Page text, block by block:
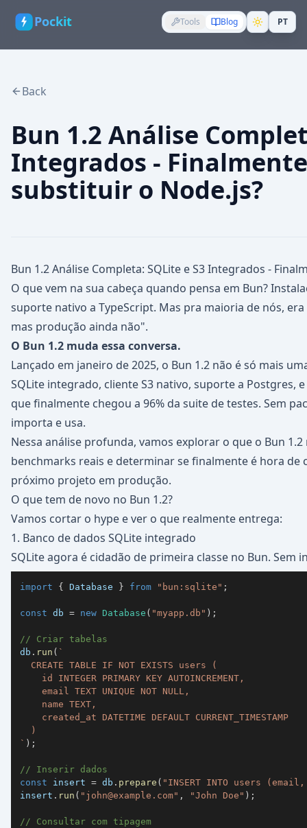
Pockit Tools Blog PT
Back
Bun 1.2 Análise
Integrados -
substituir o Node.js?
Bun 1.2 Análise Completa: SQLite e S3 Integrados -
O que vem na sua cabeça quando pensa em Bun?
suporte nativo a TypeScript. Mas pra maioria de nós,
mas produção ainda não".
O Bun 1.2 muda essa conversa.
Lançado em janeiro de 2025, o Bun 1.2 não é só mais
SQLite integrado, cliente S3 nativo, suporte a Postgres,
que finalmente chegou a 96% da suite de testes. Sem
importa e usa.
Nessa análise profunda, vamos explorar o que o Bun
benchmarks reais e determinar se finalmente é hora de
próximo projeto em produção.
O que tem de novo no Bun 1.2?
Vamos cortar o hype e ver o que realmente entrega:
1. Banco de dados SQLite integrado
SQLite agora é cidadão de primeira classe no Bun. Sem
import { Database } from "bun:sqlite" ;
const db = new Database ( "myapp.db" ) ;
// Criar tabelas
db . run ( `
` ) ;
// Inserir dados
const insert = db . prepare ( "INSERT INTO users
insert . run ( " john@example.com" , "John Doe" ) ;
// Consultar com tipagem